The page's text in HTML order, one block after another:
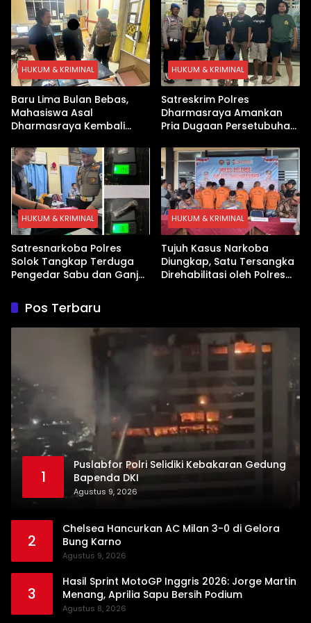
Digital hingga Bong Disita
HUKUM & KRIMINAL
Baru Lima Bulan Bebas,
Mahasiswa Asal
Dharmasraya Kembali
HUKUM & KRIMINAL
Satreskrim Polres
Dharmasraya Amankan
Pria Dugaan Persetubuhan
HUKUM & KRIMINAL
Satresnarkoba Polres
Solok Tangkap Terduga
Pengedar Sabu dan Ganja
HUKUM & KRIMINAL
Tujuh Kasus Narkoba
Diungkap, Satu Tersangka
Direhabilitasi oleh Polres
Pos Terbaru
1
Puslabfor Polri Selidiki Kebakaran Gedung
Bapenda DKI
Agustus 9, 2026
2
Chelsea Hancurkan AC Milan 3-0 di Gelora
Bung Karno
Agustus 9, 2026
3
Hasil Sprint MotoGP Inggris 2026: Jorge Martin
Menang, Aprilia Sapu Bersih Podium
Agustus 8, 2026